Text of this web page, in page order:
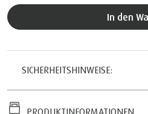
In den
SICHERHEITSHINWEISE: